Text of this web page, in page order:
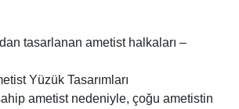
tasarlanan ametist halkaları –
Yüzük Tasarımları
ametist nedeniyle, çoğu ametistin